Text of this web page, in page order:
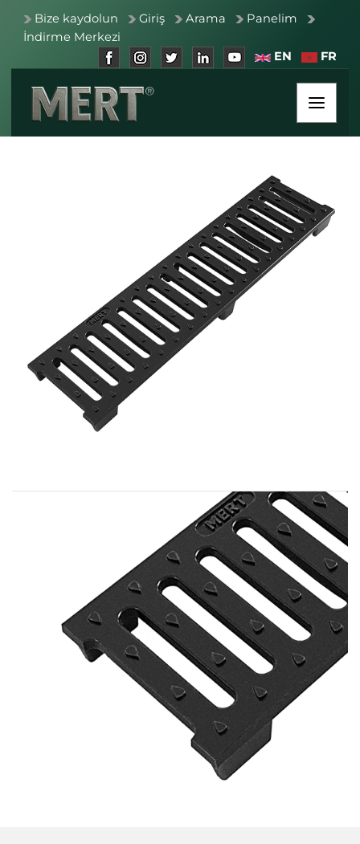
Bize kaydolun Giriş Arama
Panelim
İndirme Merkezi
EN
FR